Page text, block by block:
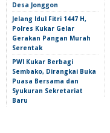
Desa Jonggon
Jelang Idul Fitri 1447 H,
Polres Kukar Gelar
Gerakan Pangan Murah
Serentak
PWI Kukar Berbagi
Sembako, Dirangkai Buka
Puasa Bersama dan
Syukuran Sekretariat
Baru